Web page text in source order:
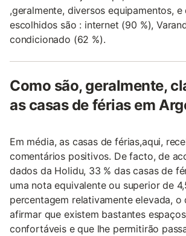
,geralmente, diversos equipamentos, e
escolhidos são : internet (90 %),
condicionado (62 %).
Como são, geralmente,
as casas de férias em
Em média, as casas de férias,aqui,
comentários positivos. De facto, de
dados da Holidu, 33 % das casas de
uma nota equivalente ou superior de
percentagem relativamente elevada, o
afirmar que existem bastantes
confortáveis e que lhe permitirão